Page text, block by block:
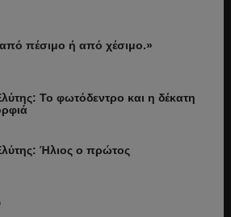
πέσιμο ή από χέσιμο.»
Το φωτόδεντρο και η δέκατη
Ήλιος ο πρώτος